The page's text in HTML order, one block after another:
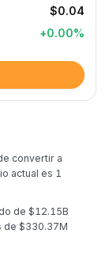
$0.04
+0.00%
convertir a
actual es 1
de $12.15B
de $330.37M